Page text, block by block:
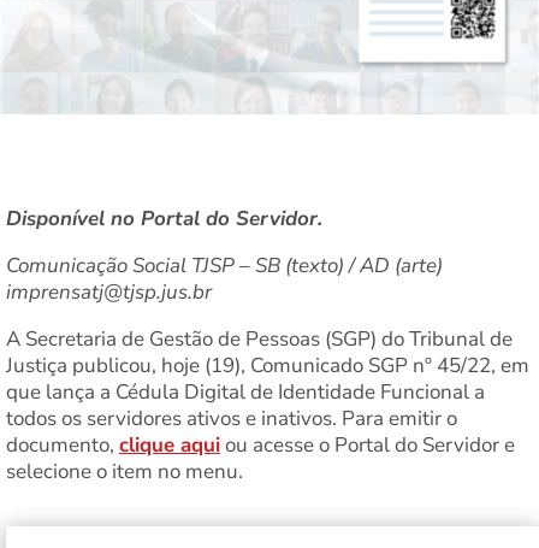
Disponível no Portal do Servidor.
Comunicação Social TJSP – SB (texto) / AD (arte)
imprensatj@tjsp.jus.br
A Secretaria de Gestão de Pessoas (SGP) do Tribunal de
Justiça publicou, hoje (19), Comunicado SGP nº 45/22, em
que lança a Cédula Digital de Identidade Funcional a
todos os servidores ativos e inativos. Para emitir o
documento, clique aquiou acesse o Portal do Servidor e
selecione o item no menu.